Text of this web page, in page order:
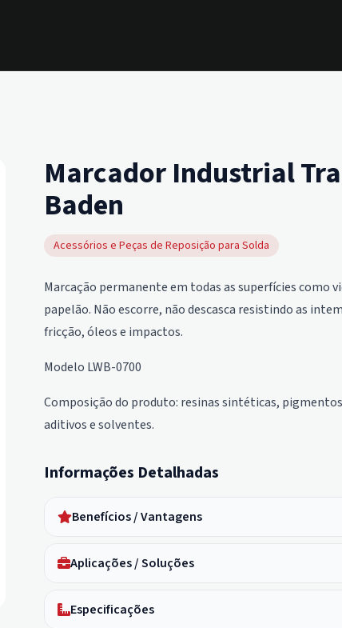
Marcador Industrial
Baden
Acessórios e Peças de Reposição para Solda
Marcação permanente em todas as superfícies como
papelão. Não escorre, não descasca resistindo as
fricção, óleos e impactos.
Modelo LWB-0700
Composição do produto: resinas sintéticas,
aditivos e solventes.
Informações Detalhadas
Benefícios / Vantagens
Aplicações / Soluções
Especificações